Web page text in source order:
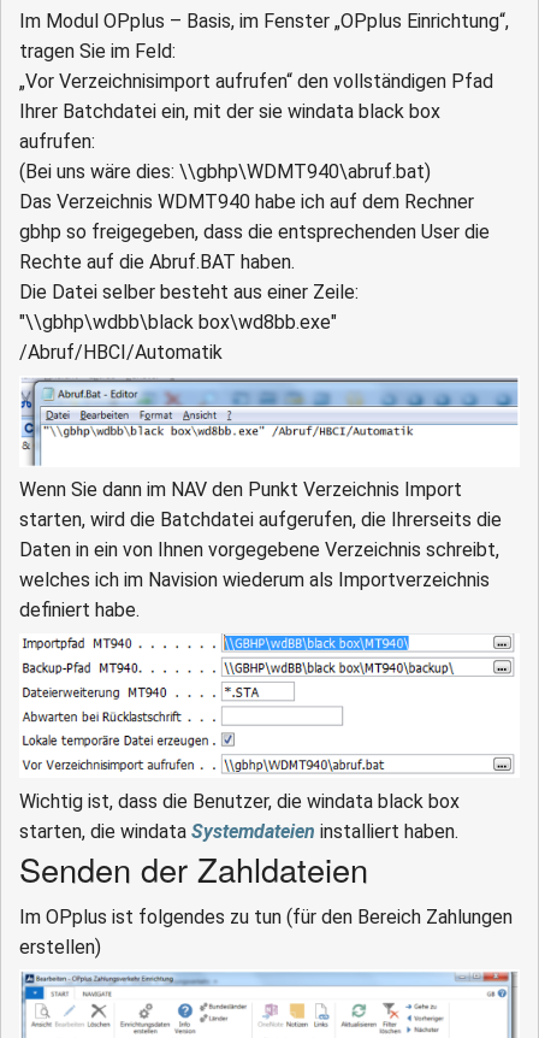
Im Modul OPplus – Basis, im Fenster „OPplus Einrichtung“,
tragen Sie im Feld:
„Vor Verzeichnisimport aufrufen“ den vollständigen Pfad
Ihrer Batchdatei ein, mit der sie windata black box
aufrufen:
(Bei uns wäre dies: \\gbhp\WDMT940\abruf.bat)
Das Verzeichnis WDMT940 habe ich auf dem Rechner
gbhp so freigegeben, dass die entsprechenden User die
Rechte auf die Abruf.BAT haben.
Die Datei selber besteht aus einer Zeile:
"\\gbhp\wdbb\black box\wd8bb.exe"
/Abruf/HBCI/Automatik
Wenn Sie dann im NAV den Punkt Verzeichnis Import
starten, wird die Batchdatei aufgerufen, die Ihrerseits die
Daten in ein von Ihnen vorgegebene Verzeichnis schreibt,
welches ich im Navision wiederum als Importverzeichnis
definiert habe.
Wichtig ist, dass die Benutzer, die windata black box
starten, die windata Systemdateien installiert haben.
Senden der Zahldateien
Im OPplus ist folgendes zu tun (für den Bereich Zahlungen
erstellen)